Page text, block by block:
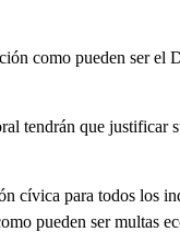
como pueden ser el
tendrán que justificar
cívica para todos los
pueden ser multas